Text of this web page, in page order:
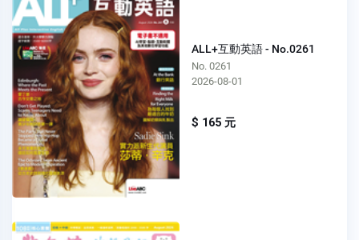
ALL+互動英語 - No.0261
No. 0261
2026-08-01
$ 165 元